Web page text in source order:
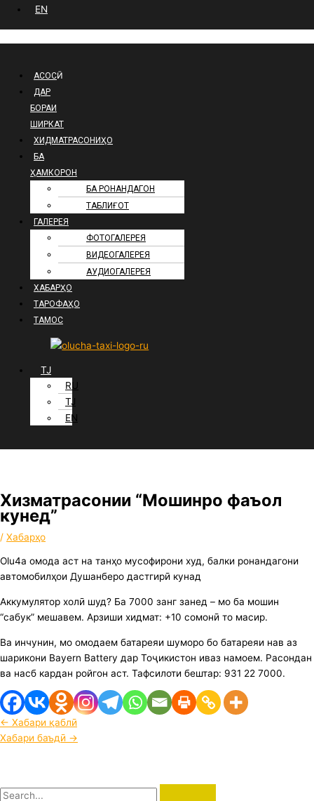
EN
АСОСӢ
ДАР
БОРАИ
ШИРКАТ
ХИДМАТРАСОНИҲО
БА
ҲАМКОРОН
БА РОНАНДАГОН
ТАБЛИҒОТ
ГАЛЕРЕЯ
ФОТОГАЛЕРЕЯ
ВИДЕОГАЛЕРЕЯ
АУДИОГАЛЕРЕЯ
ХАБАРҲО
ТАРОФАҲО
ТАМОС
TJ
RU
TJ
EN
Хизматрасонии “Мошинро фаъол
кунед”
/ Хабарҳо
Olu4a омода аст на танҳо мусофирони худ, балки ронандагони
автомобилҳои Душанберо дастгирӣ кунад
Аккумулятор холӣ шуд? Ба 7000 занг занед – мо ба мошин
“сабук” мешавем. Арзиши хидмат: +10 сомонӣ то масир.
Ва инчунин, мо омодаем батареяи шуморо бо батареяи нав аз
шарикони Bayern Battery дар Тоҷикистон иваз намоем. Расондан
ва насб кардан ройгон аст. Тафсилоти бештар: 931 22 7000.
← Хабари қаблӣ
Хабари баъдӣ →